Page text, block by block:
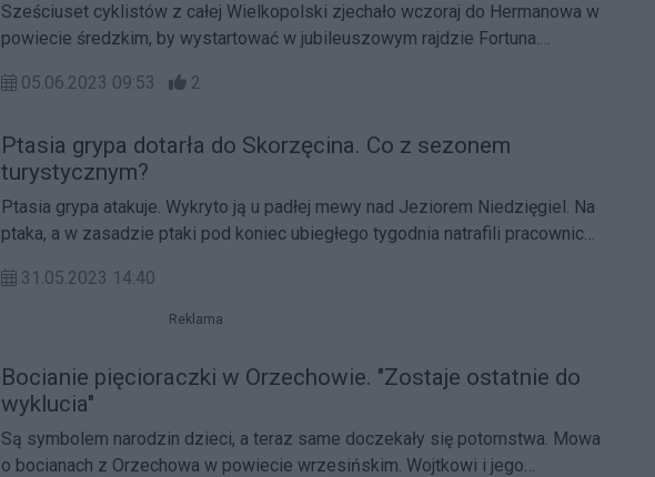
Sześciuset cyklistów z całej Wielkopolski zjechało wczoraj do Hermanowa w
powiecie średzkim, by wystartować w jubileuszowym rajdzie Fortuna.
05.06.2023 09:53
2
Ptasia grypa dotarła do Skorzęcina. Co z sezonem
turystycznym?
Ptasia grypa atakuje. Wykryto ją u padłej mewy nad Jeziorem Niedzięgiel. Na
ptaka, a w zasadzie ptaki pod koniec ubiegłego tygodnia natrafili pracownicy
31.05.2023 14:40
Reklama
Bocianie pięcioraczki w Orzechowie. "Zostaje ostatnie do
wyklucia"
Są symbolem narodzin dzieci, a teraz same doczekały się potomstwa. Mowa
o bocianach z Orzechowa w powiecie wrzesińskim. Wojtkowi i jego